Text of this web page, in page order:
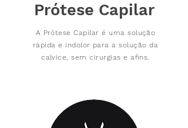
Prótese Capilar
A Prótese Capilar é uma solução
rápida e indolor para a solução da
calvice, sem cirurgias e afins.